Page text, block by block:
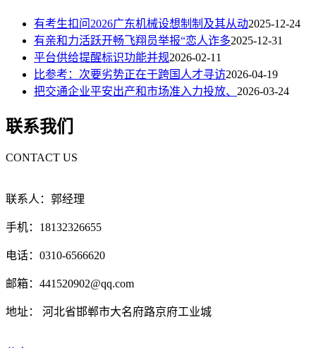
有考生扣问2026广东机械设想制制及其从动2025-12-24
有亲和力活跃开畅飞翔员举报“恋人诈多2025-12-31
平台供给提醒标识功能并规2026-02-11
比参考：次要劣势正在于跨国人才寻访2026-04-19
把交通企业平安出产和市场准入力投放、 2026-03-24
联系我们
CONTACT US
联系人：郭经理
手机：18132326655
电话：0310-6566620
邮箱：441520902@qq.com
地址： 河北省邯郸市大名府路京府工业城